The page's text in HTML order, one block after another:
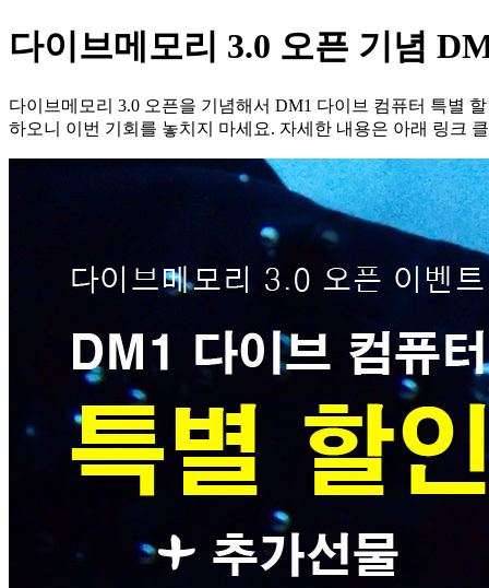
다이브메모리 3.0 오픈 기념
다이브메모리 3.0 오픈을 기념해서 DM1 다이브 컴퓨터 특별
하오니 이번 기회를 놓치지 마세요. 자세한 내용은 아래 링크